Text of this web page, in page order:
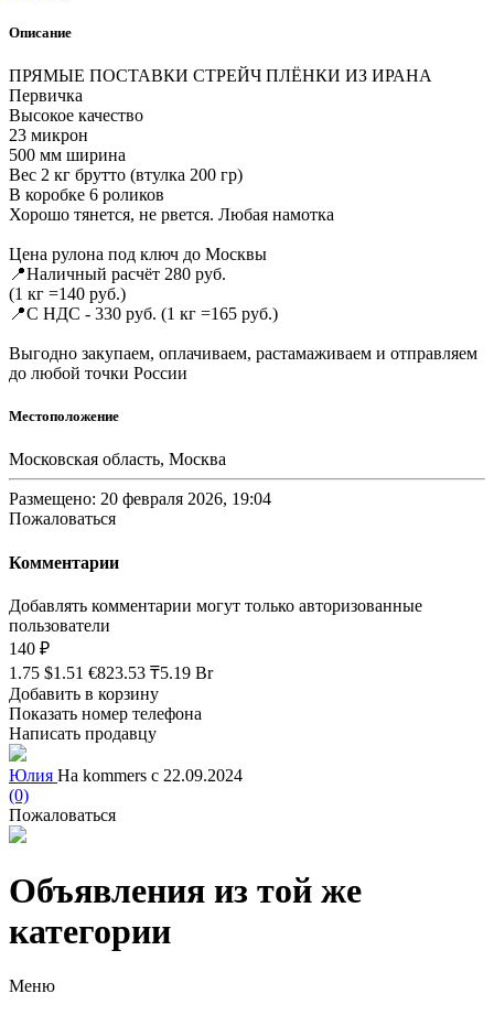
Описание
ПРЯМЫЕ ПОСТАВКИ СТРЕЙЧ ПЛЁНКИ ИЗ ИРАНА
Первичка
Высокое качество
23 микрон
500 мм ширина
Вес 2 кг брутто (втулка 200 гр)
В коробкe 6 рoликов
Хорошо тянется, не рвется. Любая намотка
Цена рулона под ключ до Москвы
📍Наличный расчёт 280 руб.
(1 кг =140 pуб.)
📍С НДС - 330 руб. (1 кг =165 руб.)
Выгодно закупаем, оплачиваем, растамаживаем и отправляем
до любой точки России
Местоположение
Московская область, Москва
Размещено: 20 февраля 2026, 19:04
Пожаловаться
Комментарии
Добавлять комментарии могут только авторизованные
пользователи
140 ₽
1.75 $1.51 €823.53 ₸5.19 Br
Добавить в корзину
Показать номер телефона
Написать продавцу
Юлия На kommers с 22.09.2024
(0)
Пожаловаться
Объявления из той же
категории
Меню